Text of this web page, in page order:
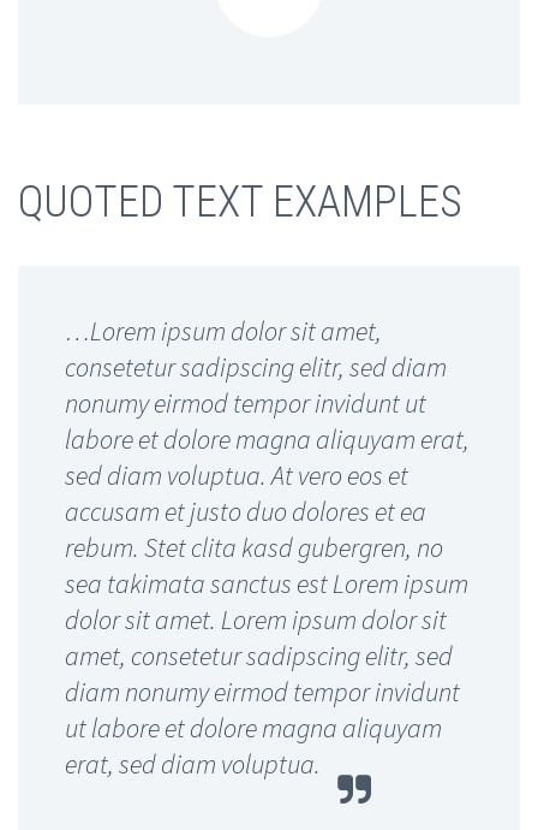
…Lorem ipsum dolor sit
amet, consectetur
adipisicing elit, sed do
eiusmod
QUOTED TEXT EXAMPLES
…Lorem ipsum dolor sit amet,
consetetur sadipscing elitr, sed diam
nonumy eirmod tempor invidunt ut
labore et dolore magna aliquyam erat,
sed diam voluptua. At vero eos et
accusam et justo duo dolores et ea
rebum. Stet clita kasd gubergren, no
sea takimata sanctus est Lorem ipsum
dolor sit amet. Lorem ipsum dolor sit
amet, consetetur sadipscing elitr, sed
diam nonumy eirmod tempor invidunt
ut labore et dolore magna aliquyam
erat, sed diam voluptua.